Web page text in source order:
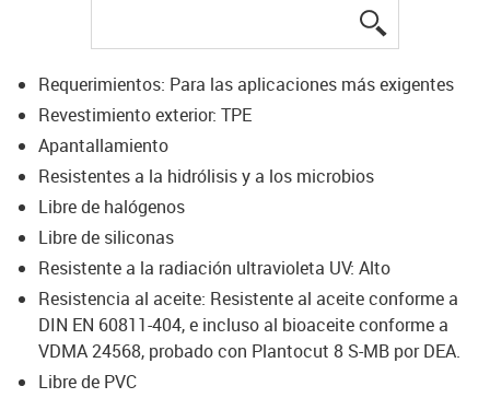
Requerimientos: Para las aplicaciones más exigentes
Revestimiento exterior: TPE
Apantallamiento
Resistentes a la hidrólisis y a los microbios
Libre de halógenos
Libre de siliconas
Resistente a la radiación ultravioleta UV: Alto
Resistencia al aceite: Resistente al aceite conforme a
DIN EN 60811-404, e incluso al bioaceite conforme a
VDMA 24568, probado con Plantocut 8 S-MB por DEA.
Libre de PVC